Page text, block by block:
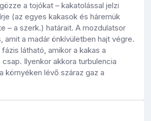
a tojókat – kakatolással jelzi
(az egyes kakasok és háremük
– a szerk.) határait. A mozdulatsor
amit a madár önkívületben hajt végre.
látható, amikor a kakas a
Ilyenkor akkora turbulencia
környéken lévő száraz gaz a